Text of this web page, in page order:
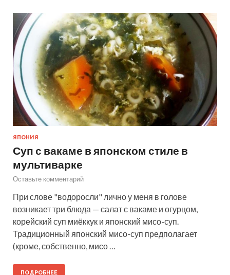
ЯПОНИЯ
Суп с вакаме в японском стиле в
мультиварке
Оставьте комментарий
При слове "водоросли" лично у меня в голове
возникает три блюда — салат с вакаме и огурцом,
корейский суп миёккук и японский мисо-суп.
Традиционный японский мисо-суп предполагает
(кроме, собственно, мисо …
ПОДРОБНЕЕ